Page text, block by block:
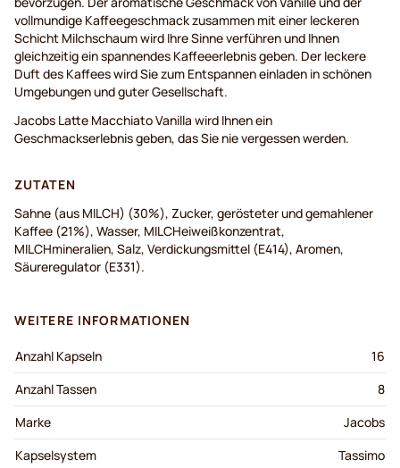
vollmundige Kaffeegeschmack zusammen mit einer leckeren
Schicht Milchschaum wird Ihre Sinne verführen und Ihnen
gleichzeitig ein spannendes Kaffeeerlebnis geben. Der leckere
Duft des Kaffees wird Sie zum Entspannen einladen in schönen
Umgebungen und guter Gesellschaft.
Jacobs Latte Macchiato Vanilla wird Ihnen ein
Geschmackserlebnis geben, das Sie nie vergessen werden.
ZUTATEN
Sahne (aus MILCH) (30%), Zucker, gerösteter und gemahlener
Kaffee (21%), Wasser, MILCHeiweißkonzentrat,
MILCHmineralien, Salz, Verdickungsmittel (E414), Aromen,
Säureregulator (E331).
WEITERE INFORMATIONEN
Anzahl Kapseln
16
Anzahl Tassen
8
Marke
Jacobs
Kapselsystem
Tassimo